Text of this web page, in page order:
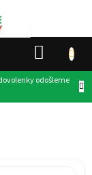
odošleme
KOŠÍK